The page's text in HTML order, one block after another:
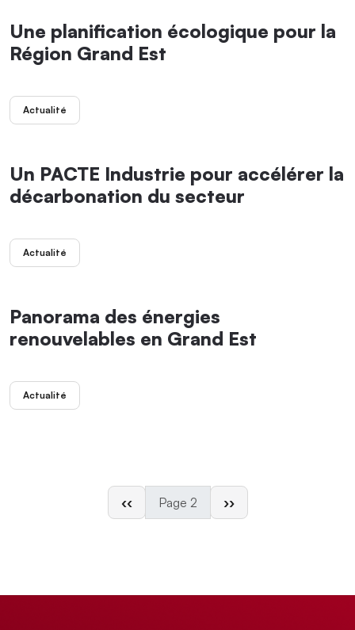
Une planification écologique pour la
Région Grand Est
Actualité
Un PACTE Industrie pour accélérer la
décarbonation du secteur
Actualité
Panorama des énergies
renouvelables en Grand Est
Actualité
Page précédente
‹‹ Page 2 Page suivante
››